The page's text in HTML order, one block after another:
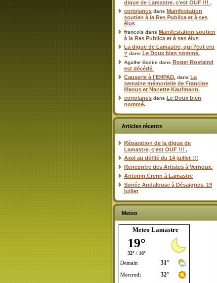
digue de Lamastre, c’est OUF !!! ,
coriolanus dans Manifestation
soutien à la Res Publica et à ses
élus
francois dans Manifestation soutien
à la Res Publica et à ses élus
La digue de Lamastre, qui l’eut cru
? dans Le Doux bien nommé.
Agathe Basile dans Roger Rostaind
est décédé.
Causerie à l’EHPAD. dans La
semaine mémorielle de Francine
Maous et Nanette Kaufmann.
coriolanus dans Le Doux bien
nommé.
Articles récents
Réparation de la digue de
Lamastre, c’est OUF !!! ,
Axel au défilé du 14 juillet !!!
Rencontre des Artistes à Vernoux.
Antonin Crenn à Lamastre
Soirée Andalouse à Désaignes. 19
juillet
Meteo
Meteo Lamastre